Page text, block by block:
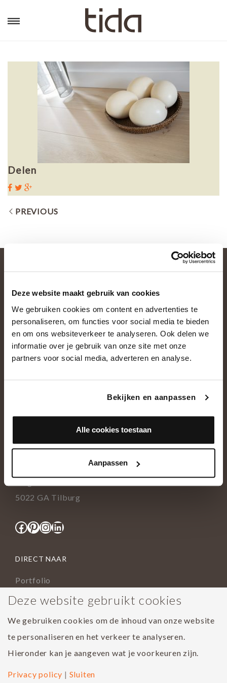
Deze website maakt gebruik van cookies
We gebruiken cookies om content en advertenties te
personaliseren, om functies voor social media te bieden
en om ons websiteverkeer te analyseren. Ook delen we
informatie over je gebruik van onze site met onze
partners voor social media, adverteren en analyse.
Bekijken en aanpassen
Alle cookies toestaan
Aanpassen
Delen
PREVIOUS
OVER ONS
NEEM CONTACT OP
+31(0)13 5362828
5022 GA Tilburg
Facebook
Pinterest
Instagram
LinkedIn
DIRECT NAAR
Portfolio
Assortiment
Houtsoorten
Populairste project 2023
Deze website gebruikt cookies
We gebruiken cookies om de inhoud van onze website
te personaliseren en het verkeer te analyseren.
Hieronder kan je aangeven wat je voorkeuren zijn.
Privacy policy | Sluiten